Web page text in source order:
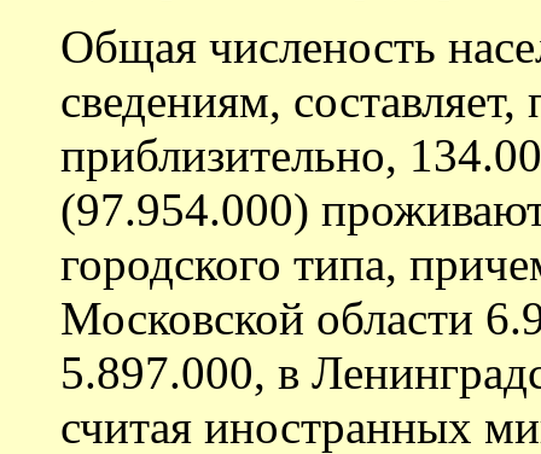
Общая численость
сведениям,
приблизительно,
(97.954.000)
городского типа,
Московской области
5.897.000, в
считая иностранных